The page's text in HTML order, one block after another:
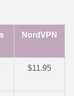
NordVPN
$11.95